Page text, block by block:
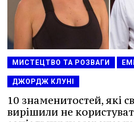
МИСТЕЦТВО ТА РОЗВАГИ
ДЖОРДЖ КЛУНІ
10 знаменитостей, які
вирішили не